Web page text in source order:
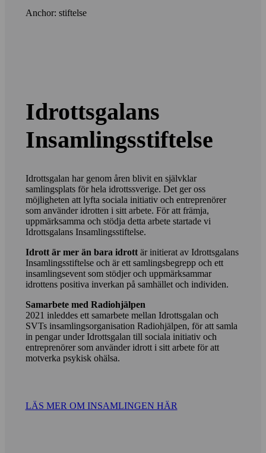
Anchor: stiftelse
Idrottsgalans
Insamlingsstiftelse
Idrottsgalan har genom åren blivit en självklar
samlingsplats för hela idrottssverige. Det ger oss
möjligheten att lyfta sociala initiativ och entreprenörer
som använder idrotten i sitt arbete. För att främja,
uppmärksamma och stödja detta arbete startade vi
Idrottsgalans Insamlingsstiftelse.
Idrott är mer än bara idrott är initierat av Idrottsgalans
Insamlingsstiftelse och är ett samlingsbegrepp och ett
insamlingsevent som stödjer och uppmärksammar
idrottens positiva inverkan på samhället och individen.
Samarbete med Radiohjälpen
2021 inleddes ett samarbete mellan Idrottsgalan och
SVTs insamlingsorganisation Radiohjälpen, för att samla
in pengar under Idrottsgalan till sociala initiativ och
entreprenörer som använder idrott i sitt arbete för att
motverka psykisk ohälsa.
LÄS MER OM INSAMLINGEN HÄR